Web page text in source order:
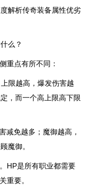
解析传奇装备属性优劣
么？
重点有所不同：
限越高，爆发伤害越
，而一个高上限高下限
减免越多；魔御越高，
魔御。
HP是所有职业都需要
重要。